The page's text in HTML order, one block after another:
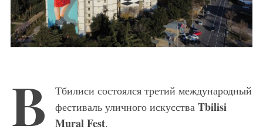
В
Тбилиси состоялся третий международный
фестиваль уличного искусства Tbilisi
Mural Fest.